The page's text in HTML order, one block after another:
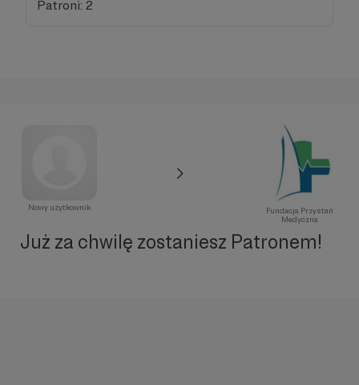
Patroni: 2
Nowy użytkownik
Fundacja Przystań
Medyczna
Już za chwilę zostaniesz Patronem!